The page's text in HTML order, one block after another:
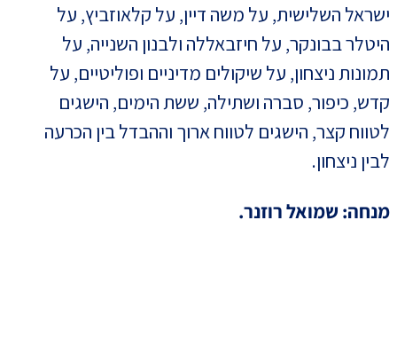
ישראל השלישית, על משה דיין, על קלאוזביץ, על
היטלר בבונקר, על חיזבאללה ולבנון השנייה, על
תמונות ניצחון, על שיקולים מדיניים ופוליטיים, על
קדש, כיפור, סברה ושתילה, ששת הימים, הישגים
לטווח קצר, הישגים לטווח ארוך וההבדל בין הכרעה
לבין ניצחון.
מנחה: שמואל רוזנר.